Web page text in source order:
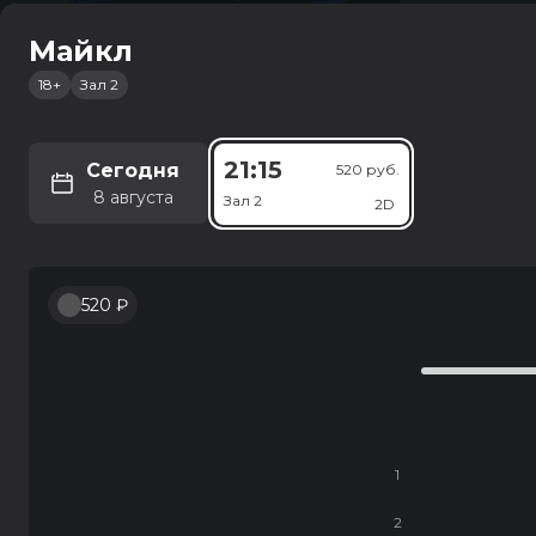
12+
10:15
Майкл
18+ Зал 2
Сегодня
8 августа
21:15
Зал 2
520 руб.
2D
520 ₽
1
2